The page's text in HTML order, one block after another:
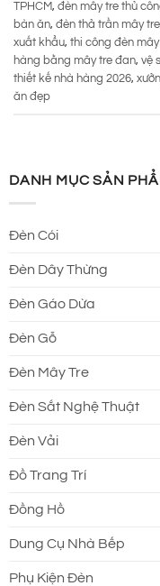
TPHCM, đèn mây tre thủ
bàn ăn, đèn thả trần mây tre
xuất khẩu, thi công đèn
hàng bằng mây tre đan, vệ
thiết kế nhà hàng 2026,
ăn đẹp
DANH MỤC SẢN
Đèn Cói
Đèn Dây Thừng
Đèn Gáo Dừa
Đèn Gỗ
Đèn Mây Tre
Đèn Sắt Nghệ Thuật
Đèn Vải
Đồ Trang Trí
Đồng Hồ
Dung Cụ Nhà Bếp
Phụ Kiện Đèn